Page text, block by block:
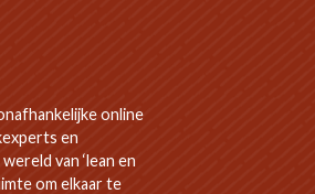
online
en
van ‘lean en
om elkaar te